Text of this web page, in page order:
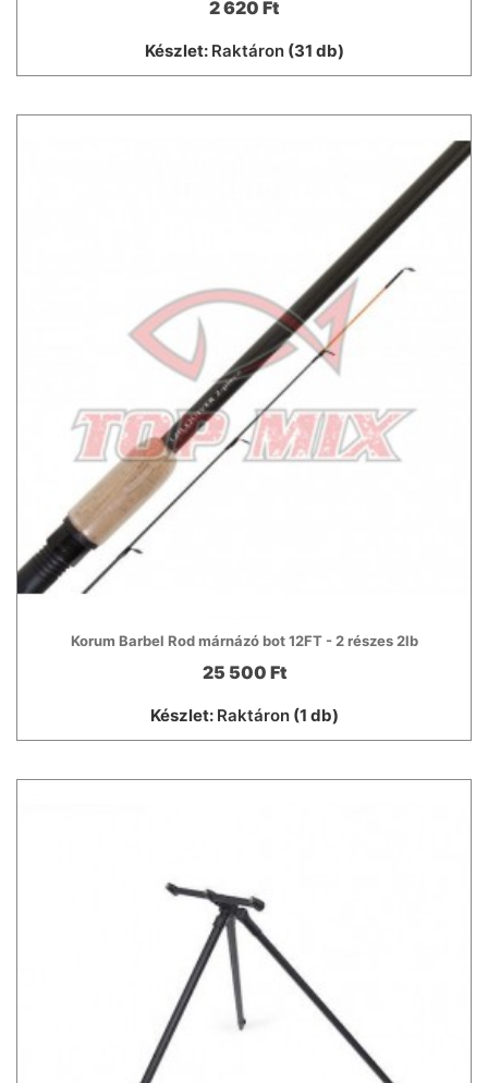
2 620 Ft
Készlet: Raktáron(31 db)
Korum Barbel Rod márnázó bot 12FT - 2 részes 2lb
25 500 Ft
Készlet: Raktáron(1 db)